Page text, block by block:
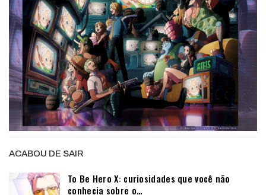
ACABOU DE SAIR
To Be Hero X: curiosidades que você não
conhecia sobre o…